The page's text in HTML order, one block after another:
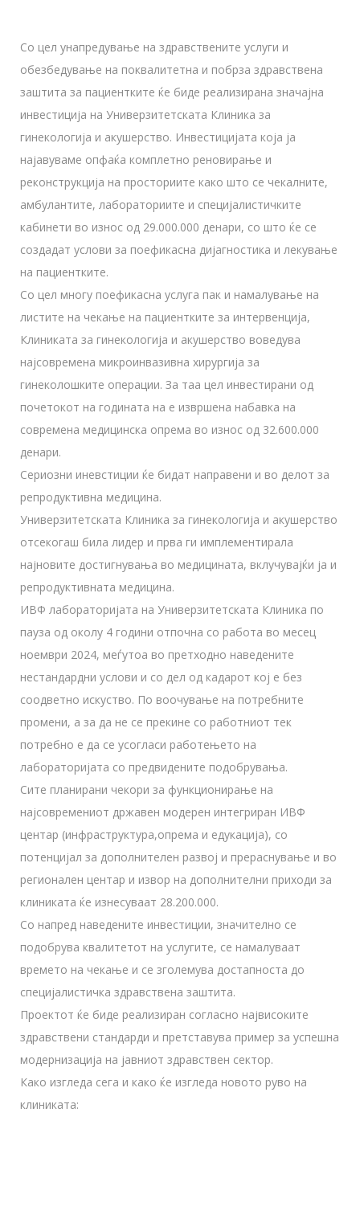
Со цел унапредување на здравствените услуги и
обезбедување на поквалитетна и побрза здравствена
заштита за пациентките ќе биде реализирана значајна
инвестиција на Универзитетската Клиника за
гинекологија и акушерство. Инвестицијата која ја
најавуваме опфаќа комплетно реновирање и
реконструкција на просториите како што се чекалните,
амбулантите, лабораториите и специјалистичките
кабинети во износ од 29.000.000 денари, со што ќе се
создадат услови за поефикасна дијагностика и лекување
на пациентките.
Со цел многу поефикасна услуга пак и намалување на
листите на чекање на пациентките за интервенција,
Клиниката за гинекологија и акушерство воведува
најсовремена микроинвазивна хирургија за
гинеколошките операции. За таа цел инвестирани од
почетокот на годината на е извршена набавка на
современа медицинска опрема во износ од 32.600.000
денари.
Сериозни иневстиции ќе бидат направени и во делот за
репродуктивна медицина.
Универзитетската Клиника за гинекологија и акушерство
отсекогаш била лидер и прва ги имплементирала
најновите достигнувања во медицината, вклучувајќи ја и
репродуктивната медицина.
ИВФ лабораторијата на Универзитетската Клиника по
пауза од околу 4 години отпочна со работа во месец
ноември 2024, меѓутоа во претходно наведените
нестандардни услови и со дел од кадарот кој е без
соодветно искуство. По воочување на потребните
промени, а за да не се прекине со работниот тек
потребно е да се усогласи работењето на
лабораторијата со предвидените подобрувања.
Сите планирани чекори за функционирање на
најсовремениот државен модерен интегриран ИВФ
центар (инфраструктура,опрема и едукација), со
потенцијал за дополнителен развој и прераснување и во
регионален центар и извор на дополнителни приходи за
клиниката ќе изнесуваат 28.200.000.
Со напред наведените инвестиции, значително се
подобрува квалитетот на услугите, се намалуваат
времето на чекање и се зголемува достапноста до
специјалистичка здравствена заштита.
Проектот ќе биде реализиран согласно највисоките
здравствени стандарди и претставува пример за успешна
модернизација на јавниот здравствен сектор.
Како изгледа сега и како ќе изгледа новото руво на
клиниката: